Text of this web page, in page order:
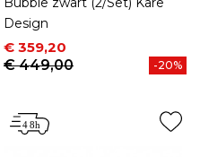
Design
Prijs
€ 359,20
Normale prijs
€ 449,00
-20%